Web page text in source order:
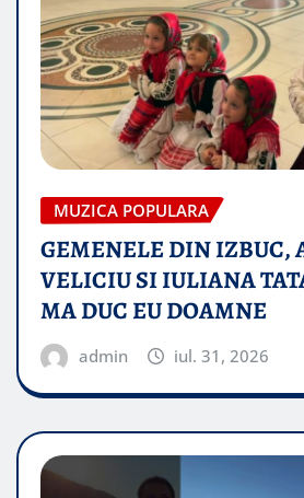
MUZICA POPULARA
GEMENELE DIN IZBUC,
VELICIU SI IULIANA
MA DUC EU DOAMNE
admin iul. 31, 2026